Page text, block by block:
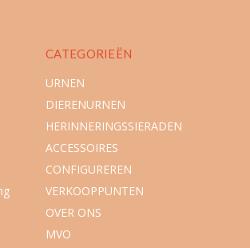
CATEGORIEËN
URNEN
DIERENURNEN
HERINNERINGSSIERADEN
ACCESSOIRES
CONFIGUREREN
VERKOOPPUNTEN
OVER ONS
MVO